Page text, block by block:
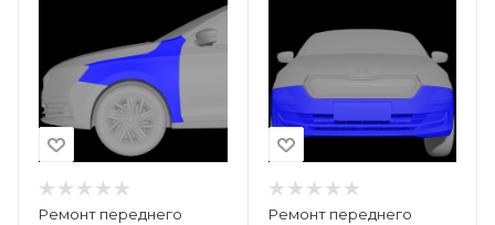
Ремонт переднего
Ремонт переднего